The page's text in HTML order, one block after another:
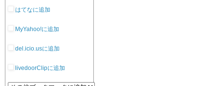
はてなに追加
MyYahoo!に追加
del.icio.usに追加
livedoorClipに追加